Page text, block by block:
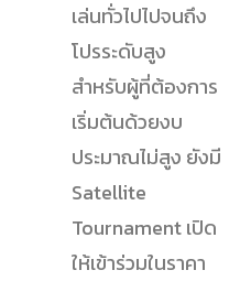
เล่นทั่วไปไปจนถึง
โปรระดับสูง
สำหรับผู้ที่ต้องการ
เริ่มต้นด้วยงบ
ประมาณไม่สูง ยังมี
Satellite
Tournament เปิด
ให้เข้าร่วมในราคา